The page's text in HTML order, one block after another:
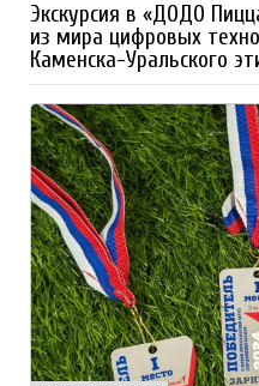
Экскурсия в «ДОДО
из мира цифровых
Каменска-Уральского